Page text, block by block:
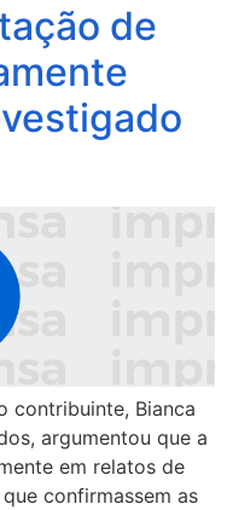
de
contribuinte, Bianca
argumentou que a
em relatos de
confirmassem as